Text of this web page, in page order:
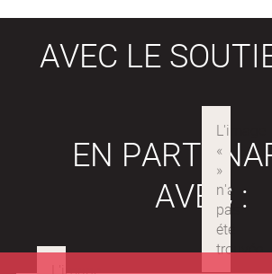
AVEC LE
EN
AVEC :